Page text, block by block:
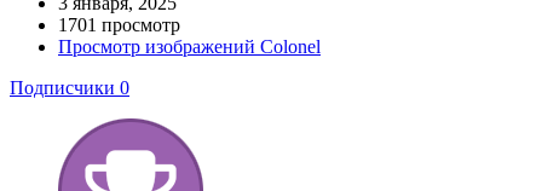
1701 просмотр
Просмотр изображений Colonel
Подписчики 0